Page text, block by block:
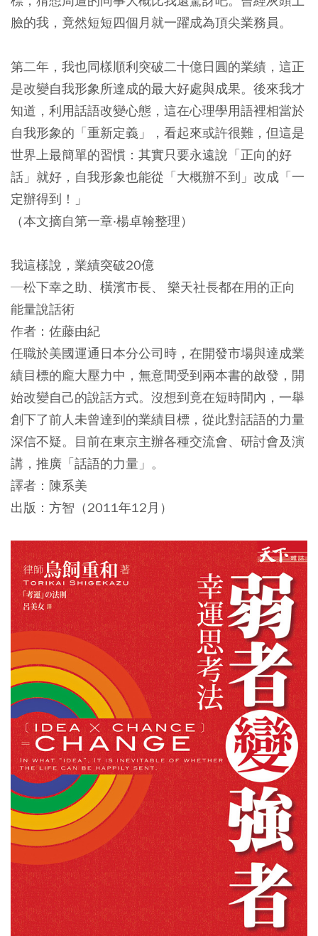
臉的我，竟然短短四個月就一躍成為頂尖業務員。
第二年，我也同樣順利突破二十億日圓的業績，這正
是改變自我形象所達成的最大好處與成果。後來我才
知道，利用話語改變心態，這在心理學用語裡相當於
自我形象的「重新定義」，看起來或許很難，但這是
世界上最簡單的習慣：其實只要永遠說「正向的好
話」就好，自我形象也能從「大概辦不到」改成「一
定辦得到！」
（本文摘自第一章‧楊卓翰整理）
我這樣說，業績突破20億
─松下幸之助、橫濱市長、 樂天社長都在用的正向
能量說話術
作者：佐藤由紀
任職於美國運通日本分公司時，在開發市場與達成業
績目標的龐大壓力中，無意間受到兩本書的啟發，開
始改變自己的說話方式。沒想到竟在短時間內，一舉
創下了前人未曾達到的業績目標，從此對話語的力量
深信不疑。目前在東京主辦各種交流會、研討會及演
講，推廣「話語的力量」。
譯者：陳系美
出版：方智（2011年12月）